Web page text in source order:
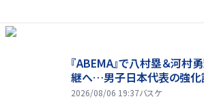
『ABEMA』で八村塁＆河村
継へ…男子日本代表の強化
2026/08/06 19:37バスケ